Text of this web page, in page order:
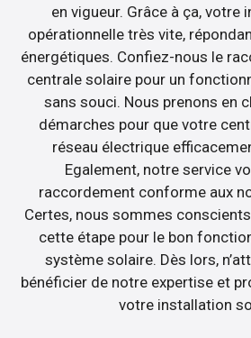
en vigueur. Grâce à ça, votre
opérationnelle très vite,
énergétiques. Confiez-nous le
centrale solaire pour un
sans souci. Nous prenons en
démarches pour que votre
réseau électrique
Egalement, notre service
raccordement conforme aux
Certes, nous sommes
cette étape pour le bon
système solaire. Dès lors,
bénéficier de notre expertise et
votre installation